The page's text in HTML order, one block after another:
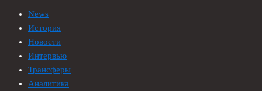
News
История
Новости
Интервью
Трансферы
Аналитика